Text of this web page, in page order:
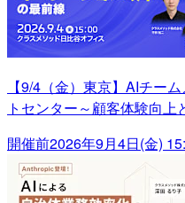
【9/4（金）東京】AIチー
トセンター～顧客体験向
開催前2026年9月4日(金)